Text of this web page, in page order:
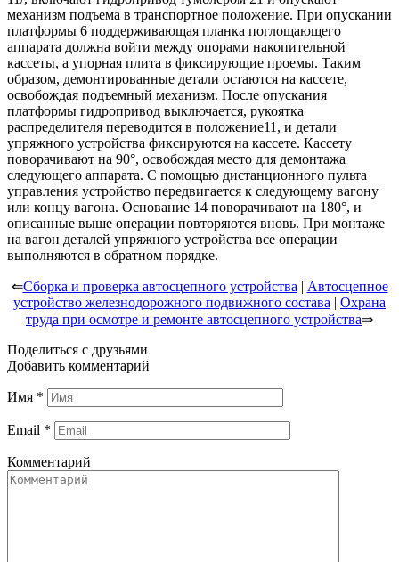
механизм подъема в транспортное положение. При опускании
платформы 6 поддерживающая планка поглощающего
аппарата должна войти между опорами накопительной
кассеты, а упорная плита в фиксирующие проемы. Таким
образом, демонтированные детали остаются на кассете,
освобождая подъемный механизм. После опускания
платформы гидропривод выключается, рукоятка
распределителя переводится в положение11, и детали
упряжного устройства фиксируются на кассете. Кассету
поворачивают на 90°, освобождая место для демонтажа
следующего аппарата. С помощью дистанционного пульта
управления устройство передвигается к следующему вагону
или концу вагона. Основание 14 поворачивают на 180°, и
описанные выше операции повторяются вновь. При монтаже
на вагон деталей упряжного устройства все операции
выполняются в обратном порядке.
⇐Сборка и проверка автосцепного устройства | Автосцепное
устройство железнодорожного подвижного состава | Охрана
труда при осмотре и ремонте автосцепного устройства⇒
Поделиться с друзьями
Добавить комментарий
Имя *
Email *
Комментарий